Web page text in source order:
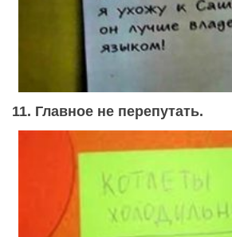
11. Главное не перепутать.